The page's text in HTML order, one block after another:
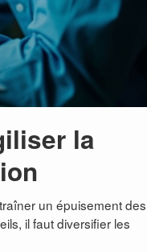
la
un épuisement des
il faut diversifier les